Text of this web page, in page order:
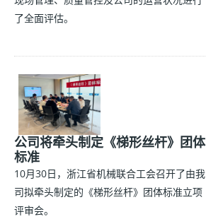
了全面评估。
公司将牵头制定《梯形丝杆》团体
标准
10月30日，浙江省机械联合工会召开了由我
司拟牵头制定的《梯形丝杆》团体标准立项
评审会。